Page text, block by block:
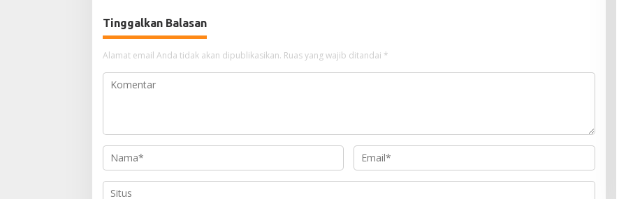
Tinggalkan Balasan
Alamat email Anda tidak akan dipublikasikan. Ruas yang wajib ditandai *